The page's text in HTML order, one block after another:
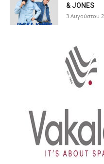
& JONES
3 Αυγούστου